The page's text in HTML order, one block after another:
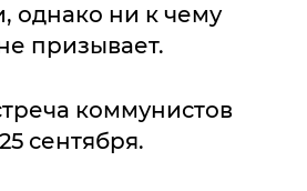
однако ни к чему
призывает.
коммунистов
сентября.